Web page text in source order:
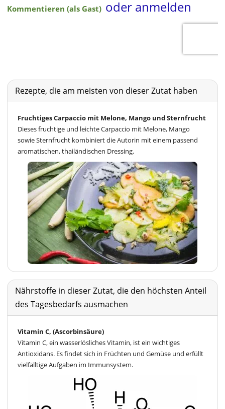
Rezepte, die am meisten von dieser Zutat haben
Fruchtiges Carpaccio mit Melone, Mango und Sternfrucht
Dieses fruchtige und leichte Carpaccio mit Melone, Mango
sowie Sternfrucht kombiniert die Autorin mit einem passend
aromatischen, thailändischen Dressing.
Nährstoffe in dieser Zutat, die den höchsten Anteil
des Tagesbedarfs ausmachen
Vitamin C, (Ascorbinsäure)
Vitamin C, ein wasserlösliches Vitamin, ist ein wichtiges
Antioxidans. Es findet sich in Früchten und Gemüse und erfüllt
vielfälltige Aufgaben im Immunsystem.